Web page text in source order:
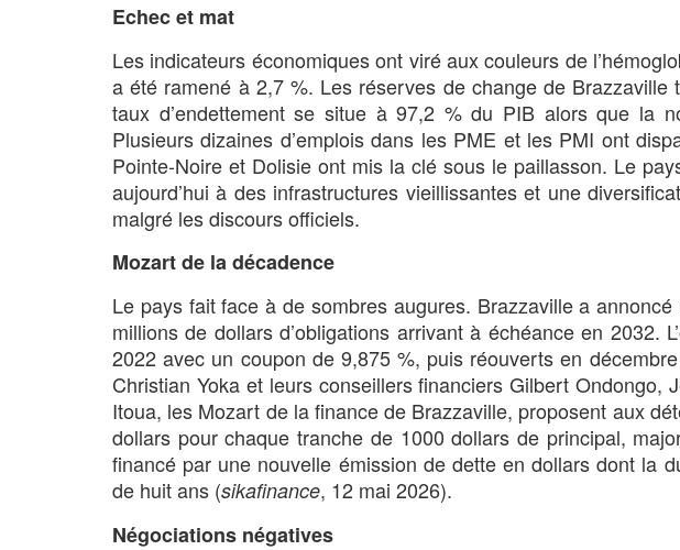
Echec et mat
Les indicateurs économiques ont viré aux couleurs de
a été ramené à 2,7 %. Les réserves de change de Brazzaville
taux d’endettement se situe à 97,2 % du PIB alors que la
Plusieurs dizaines d’emplois dans les PME et les PMI ont
Pointe-Noire et Dolisie ont mis la clé sous le paillasson. Le
aujourd’hui à des infrastructures vieillissantes et une
malgré les discours officiels.
Mozart de la décadence
Le pays fait face à de sombres augures. Brazzaville a
millions de dollars d’obligations arrivant à échéance en 2032.
2022 avec un coupon de 9,875 %, puis réouverts en
Christian Yoka et leurs conseillers financiers Gilbert Ondongo,
Itoua, les Mozart de la finance de Brazzaville, proposent aux
dollars pour chaque tranche de 1000 dollars de principal,
financé par une nouvelle émission de dette en dollars dont la
de huit ans (sikafinance, 12 mai 2026).
Négociations négatives